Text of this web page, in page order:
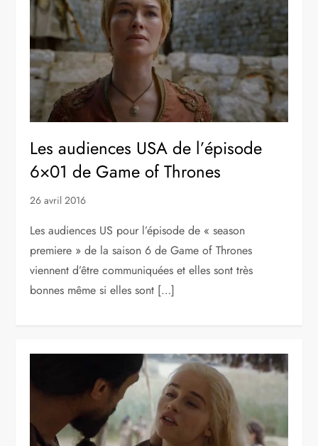
Les audiences USA de l’épisode
6×01 de Game of Thrones
26 avril 2016
Les audiences US pour l’épisode de « season
premiere » de la saison 6 de Game of Thrones
viennent d’être communiquées et elles sont très
bonnes même si elles sont […]